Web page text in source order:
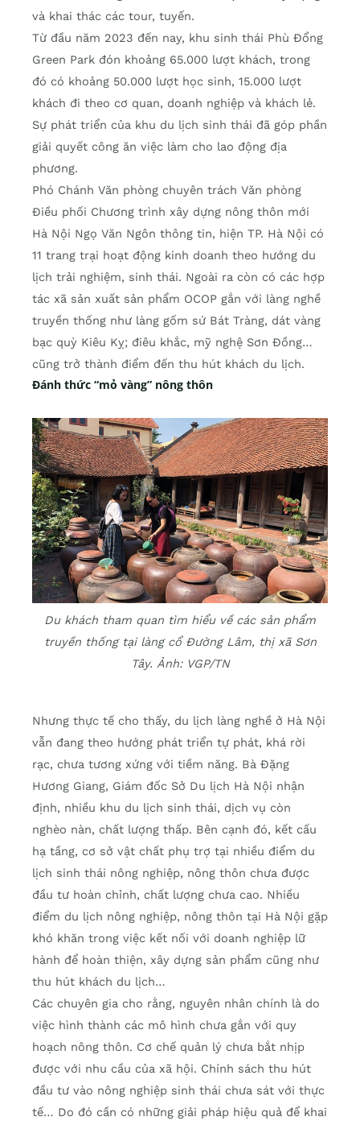
và khai thác các tour, tuyến.
Từ đầu năm 2023 đến nay, khu sinh thái Phù Đổng
Green Park đón khoảng 65.000 lượt khách, trong
đó có khoảng 50.000 lượt học sinh, 15.000 lượt
khách đi theo cơ quan, doanh nghiệp và khách lẻ.
Sự phát triển của khu du lịch sinh thái đã góp phần
giải quyết công ăn việc làm cho lao động địa
phương.
Phó Chánh Văn phòng chuyên trách Văn phòng
Điều phối Chương trình xây dựng nông thôn mới
Hà Nội Ngọ Văn Ngôn thông tin, hiện TP. Hà Nội có
11 trang trại hoạt động kinh doanh theo hướng du
lịch trải nghiệm, sinh thái. Ngoài ra còn có các hợp
tác xã sản xuất sản phẩm OCOP gắn với làng nghề
truyền thống như làng gốm sứ Bát Tràng, dát vàng
bạc quỳ Kiêu Kỵ; điêu khắc, mỹ nghệ Sơn Đồng…
cũng trở thành điểm đến thu hút khách du lịch.
Đánh thức “mỏ vàng” nông thôn
Du khách tham quan tìm hiểu về các sản phẩm
truyền thống tại làng cổ Đường Lâm, thị xã Sơn
Tây. Ảnh: VGP/TN
Nhưng thực tế cho thấy, du lịch làng nghề ở Hà Nội
vẫn đang theo hướng phát triển tự phát, khá rời
rạc, chưa tương xứng với tiềm năng. Bà Đặng
Hương Giang, Giám đốc Sở Du lịch Hà Nội nhận
định, nhiều khu du lịch sinh thái, dịch vụ còn
nghèo nàn, chất lượng thấp. Bên cạnh đó, kết cấu
hạ tầng, cơ sở vật chất phụ trợ tại nhiều điểm du
lịch sinh thái nông nghiệp, nông thôn chưa được
đầu tư hoàn chỉnh, chất lượng chưa cao. Nhiều
điểm du lịch nông nghiệp, nông thôn tại Hà Nội gặp
khó khăn trong việc kết nối với doanh nghiệp lữ
hành để hoàn thiện, xây dựng sản phẩm cũng như
thu hút khách du lịch…
Các chuyên gia cho rằng, nguyên nhân chính là do
việc hình thành các mô hình chưa gắn với quy
hoạch nông thôn. Cơ chế quản lý chưa bắt nhịp
được với nhu cầu của xã hội. Chính sách thu hút
đầu tư vào nông nghiệp sinh thái chưa sát với thực
tế… Do đó cần có những giải pháp hiệu quả để khai